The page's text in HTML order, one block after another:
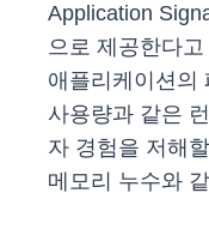
Application
으로 제공한다
애플리케이션의
사용량과 같은
자 경험을 저해
메모리 누수와